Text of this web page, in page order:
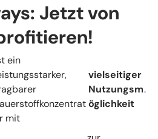
Jetzt von
ein
mit
vielseitiger
Nutzungsm
öglichkeit
.